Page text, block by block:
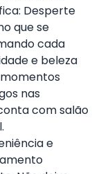
Desperte
que se
cada
e beleza
nas
com salão
e